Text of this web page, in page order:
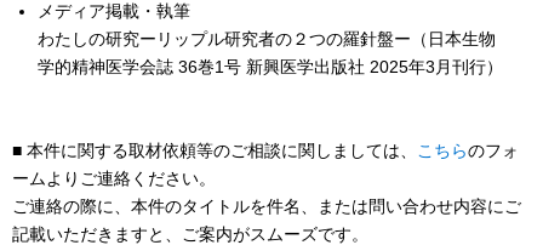
メディア掲載・執筆
わたしの研究ーリップル研究者の２つの羅針盤ー（日本生物
学的精神医学会誌 36巻1号 新興医学出版社 2025年3月刊行）
■ 本件に関する取材依頼等のご相談に関しましては、 こちらのフォ
ームよりご連絡ください。
ご連絡の際に、本件のタイトルを件名、または問い合わせ内容にご
記載いただきますと、ご案内がスムーズです。